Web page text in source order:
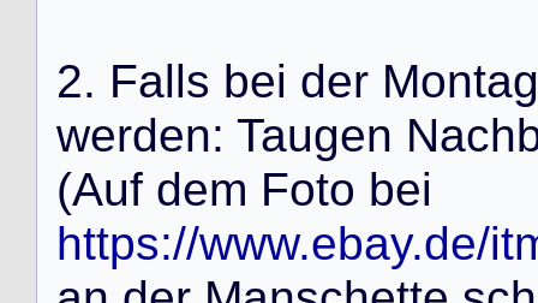
2. Falls bei der
werden: Taugen
(Auf dem Foto bei
https://www.ebay.de/